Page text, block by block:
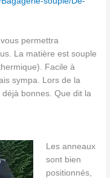
permettra
La matière est souple
Facile à
sympa. Lors de la
bonnes. Que dit la
Les anneaux
sont bien
positionnés,